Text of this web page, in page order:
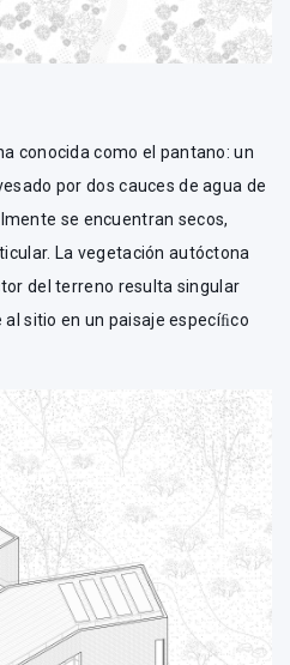
conocida como el pantano: un
por dos cauces de agua de
se encuentran secos,
La vegetación autóctona
del terreno resulta singular
sitio en un paisaje especíﬁco